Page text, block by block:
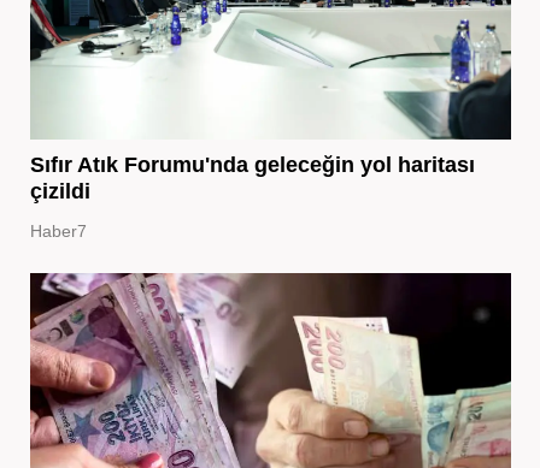
Sıfır Atık Forumu'nda geleceğin yol haritası
çizildi
Haber7